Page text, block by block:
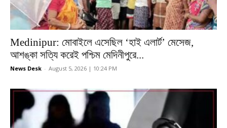
Medinipur: মোবাইলে এসেছিল ‘হাই এলার্ট’ মেসেজ,
আশঙ্কা সত্যি করেই পশ্চিম মেদিনীপুরে...
News Desk - August 5, 2026 | 10:24 PM